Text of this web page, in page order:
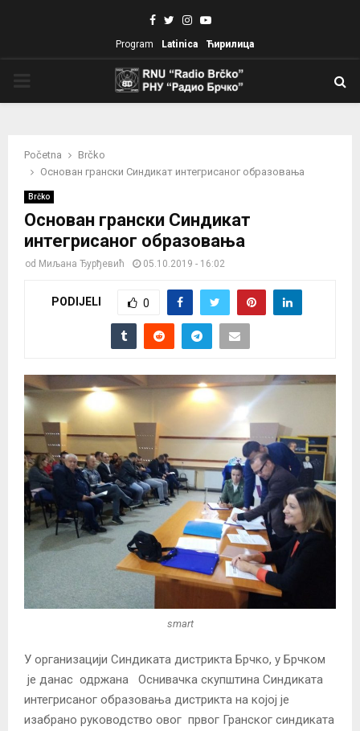
Facebook
TwitterInstagram
Youtube
Program Latinica Ћирилица
Početna
Brčko
Основан грански Синдикат интегрисаног образовања
Brčko
Основан грански Синдикат
интегрисаног образовања
od Миљана Ђурђевић 05.10.2019 - 16:02
PODIJELI 0
smart
У организацији Синдиката дистрикта Брчко, у Брчком
je данас одржана Оснивачка скупштина Синдиката
интегрисаног образовања дистрикта на којој је
изабрано руководство овог првог Гранског синдиката